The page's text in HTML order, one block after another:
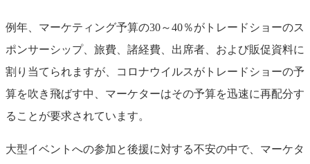
例年、マーケティング予算の30～40％がトレードショーのス
ポンサーシップ、旅費、諸経費、出席者、および販促資料に
割り当てられますが、コロナウイルスがトレードショーの予
算を吹き飛ばす中、マーケターはその予算を迅速に再配分す
ることが要求されています。
大型イベントへの参加と後援に対する不安の中で、マーケタ